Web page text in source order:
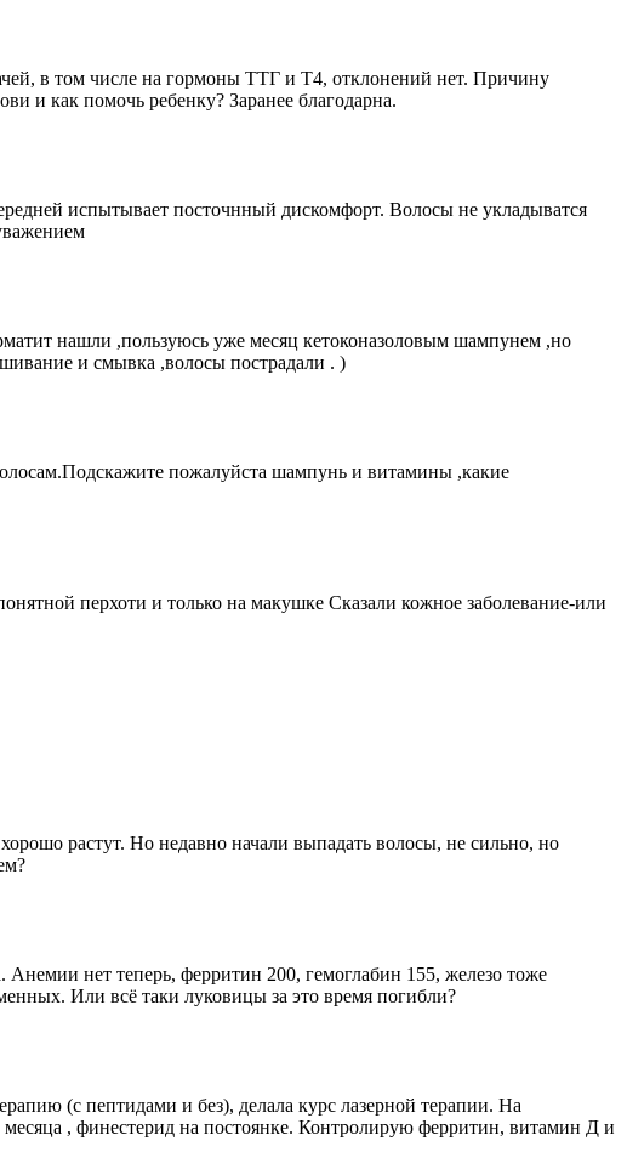
в том числе на гормоны ТТГ и Т4, отклонений нет. Причину
и как помочь ребенку? Заранее благодарна.
испытывает посточнный дискомфорт. Волосы не укладыватся
нашли ,пользуюсь уже месяц кетоконазоловым шампунем ,но
и смывка ,волосы пострадали . )
пожалуйста шампунь и витамины ,какие
перхоти и только на макушке Сказали кожное заболевание-или
растут. Но недавно начали выпадать волосы, не сильно, но
Анемии нет теперь, ферритин 200, гемоглабин 155, железо тоже
Или всё таки луковицы за это время погибли?
(с пептидами и без), делала курс лазерной терапии. На
, финестерид на постоянке. Контролирую ферритин, витамин Д и